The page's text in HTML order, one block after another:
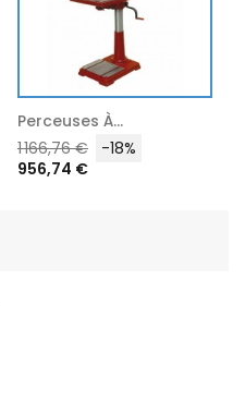
Perceuses À...
Prix
1 166,76 € -18%
956,74 €